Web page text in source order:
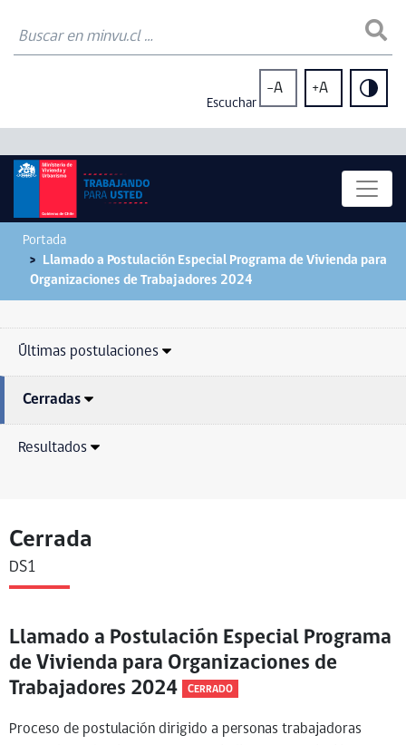
Escuchar
-A +A
Portada
Llamado a Postulación Especial Programa de Vivienda para
Organizaciones de Trabajadores 2024
Últimas postulaciones
Cerradas
Resultados
Cerrada
DS1
Llamado a Postulación Especial Programa
de Vivienda para Organizaciones de
Trabajadores 2024
CERRADO
Proceso de postulación dirigido a personas trabajadoras